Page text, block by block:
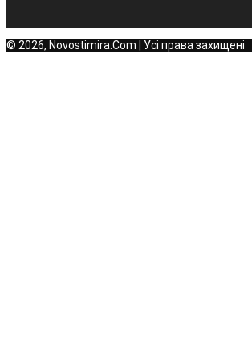
© 2026, Novostimira.Com | Усі права захищені